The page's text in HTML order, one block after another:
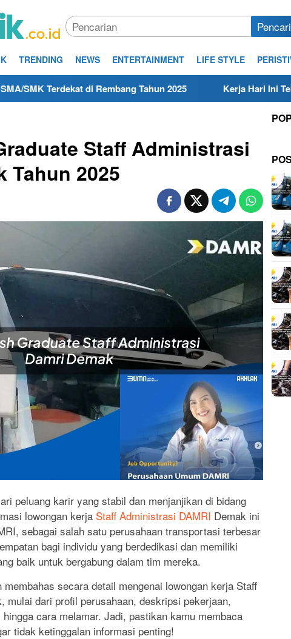
TRENDING NEWS ENTERTAINMENT LIFE STYLE
Rembang Tahun 2025 Kerja Hari Ini Teknisi/Mekanik
Staff Administrasi
Tahun 2025
peluang karir yang stabil dan menjanjikan di bidang
lowongan kerja Staff Administrasi DAMRI Demak ini
sebagai salah satu perusahaan transportasi terbesar
bagi individu yang berdedikasi dan memiliki
baik untuk bergabung dalam tim mereka.
secara detail mengenai lowongan kerja Staff
mulai dari profil perusahaan, deskripsi pekerjaan,
cara melamar. Jadi, pastikan kamu membaca
tidak ketinggalan informasi penting!